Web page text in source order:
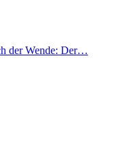
der Wende: Der…